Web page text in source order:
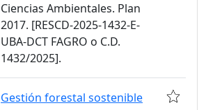
Ciencias Ambientales. Plan
2017. [RESCD-2025-1432-E-
UBA-DCT FAGRO o C.D.
1432/2025].
Gestión forestal sostenible